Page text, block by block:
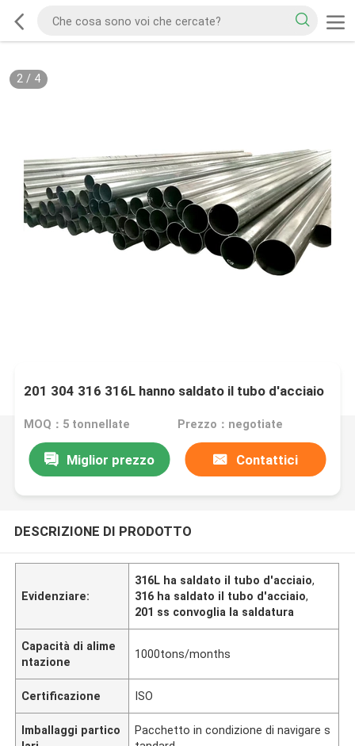
2/ 4
201 304 316 316L hanno saldato il tubo d'acciaio
MOQ：5 tonnellate Prezzo：negotiate
Miglior prezzo Contattici
DESCRIZIONE DI PRODOTTO
Evidenziare:
316L ha saldato il tubo d'acciaio,
316 ha saldato il tubo d'acciaio,
201 ss convoglia la saldatura
Capacità di alime
ntazione
1000tons/months
Certificazione ISO
Imballaggi partico
Pacchetto in condizione di navigare s